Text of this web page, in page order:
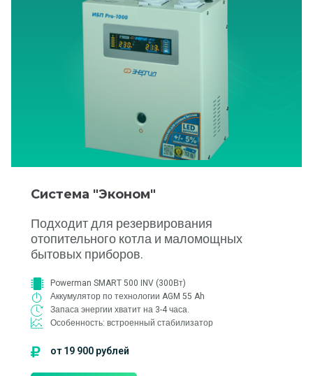
Система "Эконом"
Подходит для резервирования
отопительного котла и маломощных
бытовых приборов.
Powerman SMART 500 INV (300Вт)
Аккумулятор по технологии AGM 55 Ah
Запаса энергии хватит на 3-4 часа.
Особенность: встроенный стабилизатор
от 19 900 рублей